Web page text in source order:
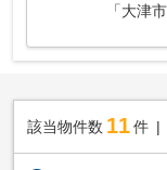
「大津
該当物件数 11件